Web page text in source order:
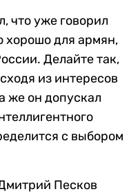
что уже говорил
хорошо для армян,
Делайте так,
из интересов
же он допускал
с выбором
Песков